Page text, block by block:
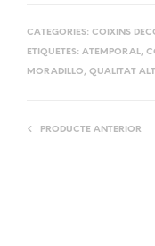
CATEGORIES: COIXINS
ETIQUETES: ATEMPORAL,
MORADILLO, QUALITAT
PRODUCTE ANTERIOR